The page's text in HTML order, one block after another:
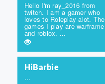
Hello I'm ray_2016 from
twitch. I am a gamer who
loves to Roleplay alot. The
games I play are warframe
and roblox. ...
HiBarbie
...